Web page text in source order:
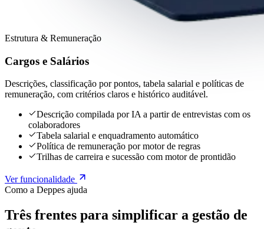
Estrutura & Remuneração
Cargos e Salários
Descrições, classificação por pontos, tabela salarial e políticas de
remuneração, com critérios claros e histórico auditável.
Descrição compilada por IA a partir de entrevistas com os
colaboradores
Tabela salarial e enquadramento automático
Política de remuneração por motor de regras
Trilhas de carreira e sucessão com motor de prontidão
Ver funcionalidade
Como a Deppes ajuda
Três frentes para simplificar a gestão de